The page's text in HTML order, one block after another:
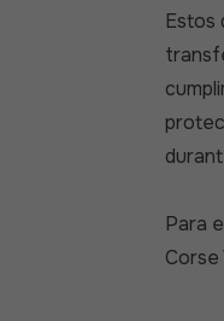
Estos
Para
Corse